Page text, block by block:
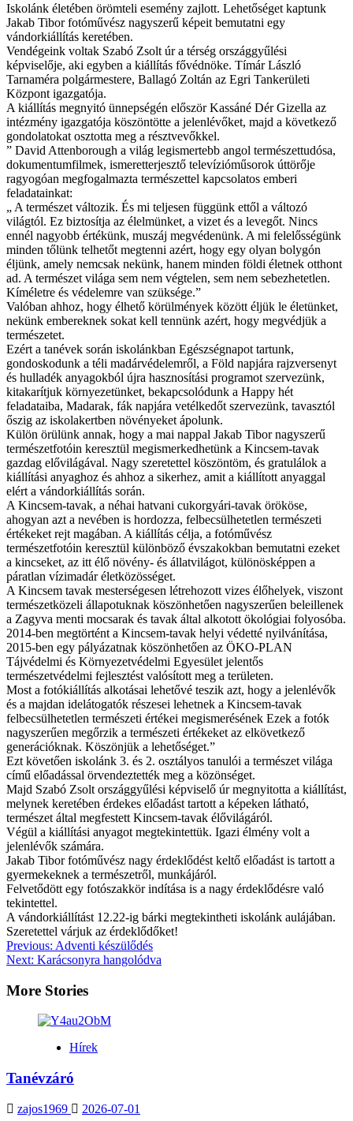
Iskolánk életében örömteli esemény zajlott. Lehetőséget kaptunk
Jakab Tibor fotóművész nagyszerű képeit bemutatni egy
vándorkiállítás keretében.
Vendégeink voltak Szabó Zsolt úr a térség országgyűlési
képviselője, aki egyben a kiállítás fővédnöke. Tímár László
Tarnaméra polgármestere, Ballagó Zoltán az Egri Tankerületi
Központ igazgatója.
A kiállítás megnyitó ünnepségén először Kassáné Dér Gizella az
intézmény igazgatója köszöntötte a jelenlévőket, majd a következő
gondolatokat osztotta meg a résztvevőkkel.
” David Attenborough a világ legismertebb angol természettudósa,
dokumentumfilmek, ismeretterjesztő televízióműsorok úttörője
ragyogóan megfogalmazta természettel kapcsolatos emberi
feladatainkat:
„ A természet változik. És mi teljesen függünk ettől a változó
világtól. Ez biztosítja az élelmünket, a vizet és a levegőt. Nincs
ennél nagyobb értékünk, muszáj megvédenünk. A mi felelősségünk
minden tőlünk telhetőt megtenni azért, hogy egy olyan bolygón
éljünk, amely nemcsak nekünk, hanem minden földi életnek otthont
ad. A természet világa sem nem végtelen, sem nem sebezhetetlen.
Kíméletre és védelemre van szüksége.”
Valóban ahhoz, hogy élhető körülmények között éljük le életünket,
nekünk embereknek sokat kell tennünk azért, hogy megvédjük a
természetet.
Ezért a tanévek során iskolánkban Egészségnapot tartunk,
gondoskodunk a téli madárvédelemről, a Föld napjára rajzversenyt
és hulladék anyagokból újra hasznosítási programot szervezünk,
kitakarítjuk környezetünket, bekapcsolódunk a Happy hét
feladataiba, Madarak, fák napjára vetélkedőt szervezünk, tavasztól
őszig az iskolakertben növényeket ápolunk.
Külön örülünk annak, hogy a mai nappal Jakab Tibor nagyszerű
természetfotóin keresztül megismerkedhetünk a Kincsem-tavak
gazdag elővilágával. Nagy szeretettel köszöntöm, és gratulálok a
kiállítási anyaghoz és ahhoz a sikerhez, amit a kiállított anyaggal
elért a vándorkiállítás során.
A Kincsem-tavak, a néhai hatvani cukorgyári-tavak örököse,
ahogyan azt a nevében is hordozza, felbecsülhetetlen természeti
értékeket rejt magában. A kiállítás célja, a fotóművész
természetfotóin keresztül különböző évszakokban bemutatni ezeket
a kincseket, az itt élő növény- és állatvilágot, különösképpen a
páratlan vízimadár életközösséget.
A Kincsem tavak mesterségesen létrehozott vizes élőhelyek, viszont
természetközeli állapotuknak köszönhetően nagyszerűen beleillenek
a Zagyva menti mocsarak és tavak által alkotott ökológiai folyosóba.
2014-ben megtörtént a Kincsem-tavak helyi védetté nyilvánítása,
2015-ben egy pályázatnak köszönhetően az ÖKO-PLAN
Tájvédelmi és Környezetvédelmi Egyesület jelentős
természetvédelmi fejlesztést valósított meg a területen.
Most a fotókiállítás alkotásai lehetővé teszik azt, hogy a jelenlévők
és a majdan idelátogatók részesei lehetnek a Kincsem-tavak
felbecsülhetetlen természeti értékei megismerésének Ezek a fotók
nagyszerűen megőrzik a természeti értékeket az elkövetkező
generációknak. Köszönjük a lehetőséget.”
Ezt követően iskolánk 3. és 2. osztályos tanulói a természet világa
című előadással örvendeztették meg a közönséget.
Majd Szabó Zsolt országgyűlési képviselő úr megnyitotta a kiállítást,
melynek keretében érdekes előadást tartott a képeken látható,
természet által megfestett Kincsem-tavak élővilágáról.
Végül a kiállítási anyagot megtekintettük. Igazi élmény volt a
jelenlévők számára.
Jakab Tibor fotóművész nagy érdeklődést keltő előadást is tartott a
gyermekeknek a természetről, munkájáról.
Felvetődött egy fotószakkör indítása is a nagy érdeklődésre való
tekintettel.
A vándorkiállítást 12.22-ig bárki megtekintheti iskolánk aulájában.
Szeretettel várjuk az érdeklődőket!
Post
navigation
Previous: Adventi készülődés
Next: Karácsonyra hangolódva
More Stories
Hírek
Tanévzáró
zajos1969 2026-07-01